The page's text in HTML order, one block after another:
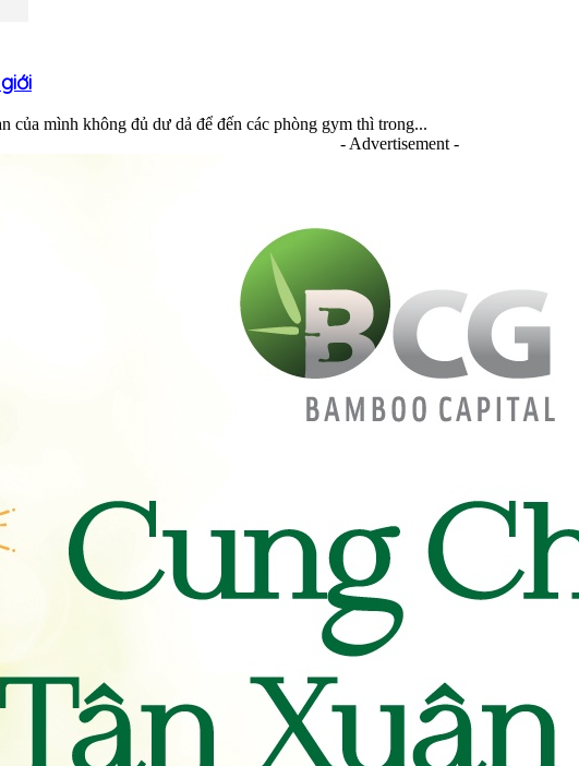
của mình không đủ dư dả để đến các phòng gym thì trong...
- Advertisement -